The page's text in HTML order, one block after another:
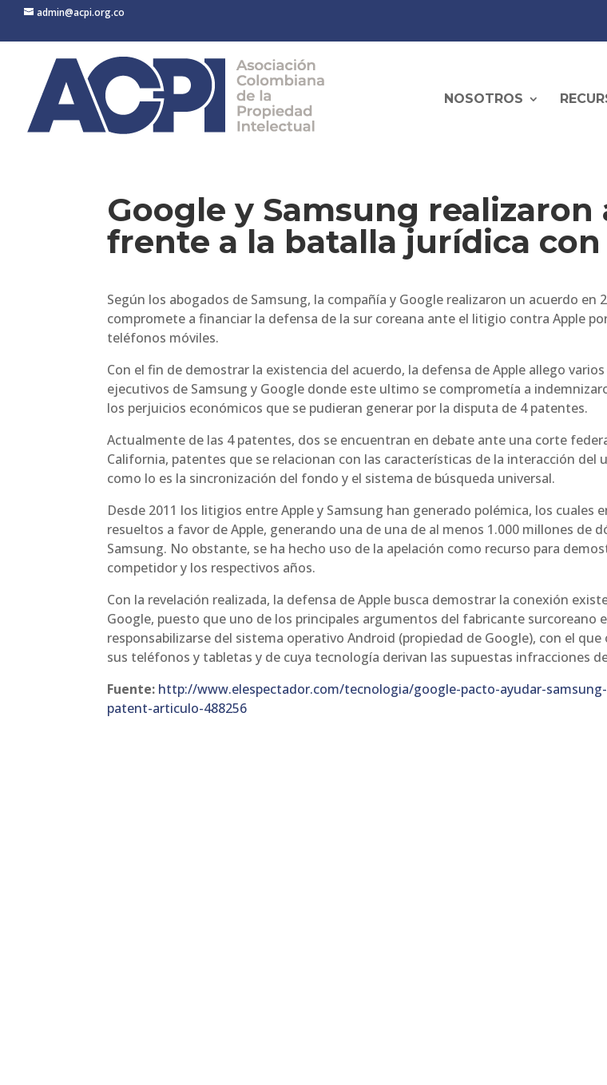
admin@acpi.org.co
NOSOTROS
Google y Samsung realizaron
frente a la batalla jurídica
Según los abogados de Samsung, la compañía y Google realizaron un acuerdo en
compromete a financiar la defensa de la sur coreana ante el litigio contra Apple
teléfonos móviles.
Con el fin de demostrar la existencia del acuerdo, la defensa de Apple allego
ejecutivos de Samsung y Google donde este ultimo se comprometía a
los perjuicios económicos que se pudieran generar por la disputa de 4 patentes.
Actualmente de las 4 patentes, dos se encuentran en debate ante una corte
California, patentes que se relacionan con las características de la interacción del
como lo es la sincronización del fondo y el sistema de búsqueda universal.
Desde 2011 los litigios entre Apple y Samsung han generado polémica, los cuales
resueltos a favor de Apple, generando una de una de al menos 1.000 millones de
Samsung. No obstante, se ha hecho uso de la apelación como recurso para
competidor y los respectivos años.
Con la revelación realizada, la defensa de Apple busca demostrar la conexión
Google, puesto que uno de los principales argumentos del fabricante surcoreano
responsabilizarse del sistema operativo Android (propiedad de Google), con el que
sus teléfonos y tabletas y de cuya tecnología derivan las supuestas infracciones
Fuente: http://www.elespectador.com/tecnologia/google-pacto-ayudar-
patent-articulo-488256